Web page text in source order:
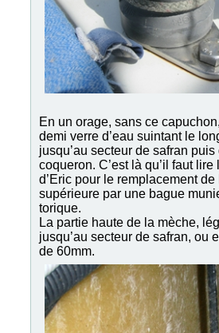
En un orage, sans ce
demi verre d’eau suintant le
jusqu’au secteur de safran
coqueron. C’est là qu’il faut
d’Eric pour le remplacement
supérieure par une bague
torique.
La partie haute de la mèche,
jusqu’au secteur de safran, ou
de 60mm.